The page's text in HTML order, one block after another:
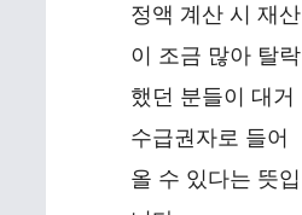
정액 계산 시 재산
이 조금 많아 탈락
했던 분들이 대거
수급권자로 들어
올 수 있다는 뜻입